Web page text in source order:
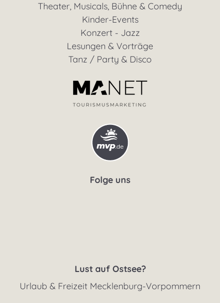
Theater, Musicals, Bühne & Comedy
Kinder-Events
Konzert - Jazz
Lesungen & Vorträge
Tanz / Party & Disco
Folge uns
Lust auf Ostsee?
Urlaub & Freizeit Mecklenburg-Vorpommern